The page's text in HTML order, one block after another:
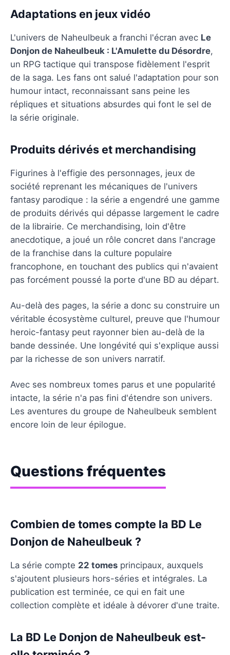
Adaptations en jeux vidéo
L'univers de Naheulbeuk a franchi l'écran avec Le
Donjon de Naheulbeuk : L'Amulette du Désordre,
un RPG tactique qui transpose fidèlement l'esprit
de la saga. Les fans ont salué l'adaptation pour son
humour intact, reconnaissant sans peine les
répliques et situations absurdes qui font le sel de
la série originale.
Produits dérivés et merchandising
Figurines à l'effigie des personnages, jeux de
société reprenant les mécaniques de l'univers
fantasy parodique : la série a engendré une gamme
de produits dérivés qui dépasse largement le cadre
de la librairie. Ce merchandising, loin d'être
anecdotique, a joué un rôle concret dans l'ancrage
de la franchise dans la culture populaire
francophone, en touchant des publics qui n'avaient
pas forcément poussé la porte d'une BD au départ.
Au-delà des pages, la série a donc su construire un
véritable écosystème culturel, preuve que l'humour
heroic-fantasy peut rayonner bien au-delà de la
bande dessinée. Une longévité qui s'explique aussi
par la richesse de son univers narratif.
Avec ses nombreux tomes parus et une popularité
intacte, la série n'a pas fini d'étendre son univers.
Les aventures du groupe de Naheulbeuk semblent
encore loin de leur épilogue.
Questions fréquentes
Combien de tomes compte la BD Le
Donjon de Naheulbeuk ?
La série compte 22 tomes principaux, auxquels
s'ajoutent plusieurs hors-séries et intégrales. La
publication est terminée, ce qui en fait une
collection complète et idéale à dévorer d'une traite.
La BD Le Donjon de Naheulbeuk est-